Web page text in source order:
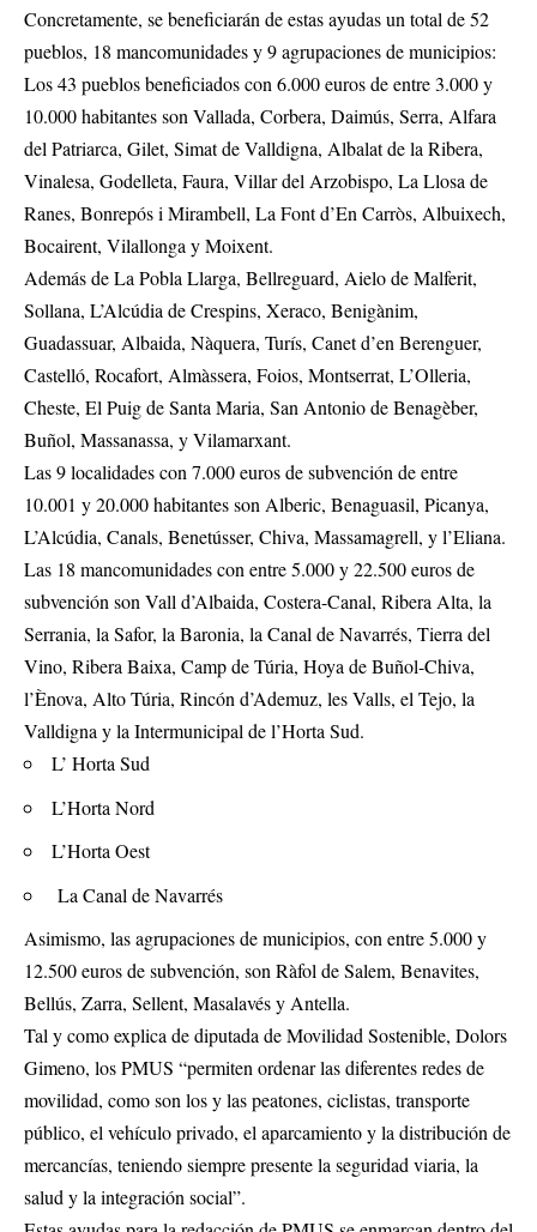
Concretamente, se beneficiarán de estas ayudas un total de 52
pueblos, 18 mancomunidades y 9 agrupaciones de municipios:
Los 43 pueblos beneficiados con 6.000 euros de entre 3.000 y
10.000 habitantes son Vallada, Corbera, Daimús, Serra, Alfara
del Patriarca, Gilet, Simat de Valldigna, Albalat de la Ribera,
Vinalesa, Godelleta, Faura, Villar del Arzobispo, La Llosa de
Ranes, Bonrepós i Mirambell, La Font d’En Carròs, Albuixech,
Bocairent, Vilallonga y Moixent.
Además de La Pobla Llarga, Bellreguard, Aielo de Malferit,
Sollana, L’Alcúdia de Crespins, Xeraco, Benigànim,
Guadassuar, Albaida, Nàquera, Turís, Canet d’en Berenguer,
Castelló, Rocafort, Almàssera, Foios, Montserrat, L’Olleria,
Cheste, El Puig de Santa Maria, San Antonio de Benagèber,
Buñol, Massanassa, y Vilamarxant.
Las 9 localidades con 7.000 euros de subvención de entre
10.001 y 20.000 habitantes son Alberic, Benaguasil, Picanya,
L’Alcúdia, Canals, Benetússer, Chiva, Massamagrell, y l’Eliana.
Las 18 mancomunidades con entre 5.000 y 22.500 euros de
subvención son Vall d’Albaida, Costera-Canal, Ribera Alta, la
Serrania, la Safor, la Baronia, la Canal de Navarrés, Tierra del
Vino, Ribera Baixa, Camp de Túria, Hoya de Buñol-Chiva,
l’Ènova, Alto Túria, Rincón d’Ademuz, les Valls, el Tejo, la
Valldigna y la Intermunicipal de l’Horta Sud.
L’ Horta Sud
L’Horta Nord
L’Horta Oest
La Canal de Navarrés
Asimismo, las agrupaciones de municipios, con entre 5.000 y
12.500 euros de subvención, son Ràfol de Salem, Benavites,
Bellús, Zarra, Sellent, Masalavés y Antella.
Tal y como explica de diputada de Movilidad Sostenible, Dolors
Gimeno, los PMUS “permiten ordenar las diferentes redes de
movilidad, como son los y las peatones, ciclistas, transporte
público, el vehículo privado, el aparcamiento y la distribución de
mercancías, teniendo siempre presente la seguridad viaria, la
salud y la integración social”.